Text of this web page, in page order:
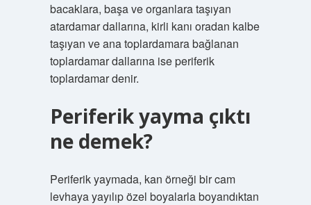
bacaklara, başa ve organlara taşıyan
atardamar dallarına, kirli kanı oradan kalbe
taşıyan ve ana toplardamara bağlanan
toplardamar dallarına ise periferik
toplardamar denir.
Periferik yayma çıktı
ne demek?
Periferik yaymada, kan örneği bir cam
levhaya yayılıp özel boyalarla boyandıktan